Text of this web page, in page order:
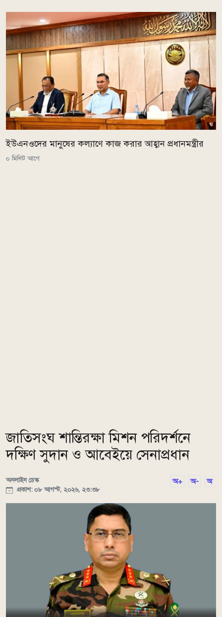
ইউএনওদের মানুষের কল্যাণে কাজ করার আহ্বান প্রধানমন্ত্রীর
০ মিনিট আগে
জাতিসংঘ শান্তিরক্ষা মিশন পরিদর্শনে
দক্ষিণ সুদান ও আবেইয়ে সেনাপ্রধান
অনলাইন ডেস্ক
প্রকাশ: ০৮ আগস্ট, ২০২৬, ২৩:৩৮
অ+ অ- অ